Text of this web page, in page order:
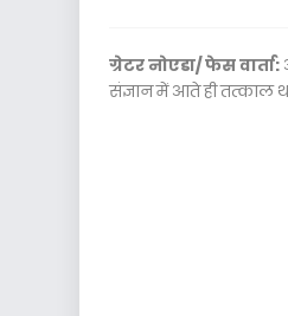
ग्रेटर नोएडा/ फेस वार्ता:
संज्ञान में आते ही तत्काल